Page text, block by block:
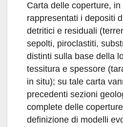
Carta delle coperture,
rappresentati i depositi
detritici e residuali
sepolti, piroclastiti,
distinti sulla base della
tessitura e spessore
in situ); su tale carta
precedenti sezioni
complete delle
definizione di modelli